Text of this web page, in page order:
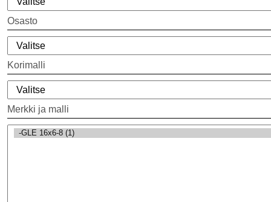
Osasto
Korimalli
Merkki ja malli